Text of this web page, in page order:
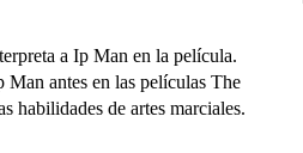
a Ip Man en la película.
antes en las películas The
habilidades de artes marciales.